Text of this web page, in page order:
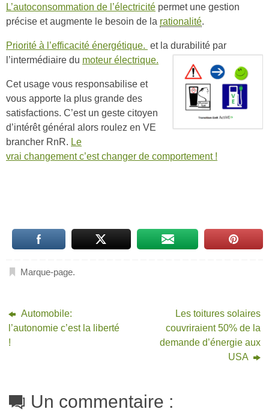
L’autoconsommation de l’électricité permet une gestion
précise et augmente le besoin de la rationalité.
Priorité à l’efficacité énergétique. et la durabilité par
l’intermédiaire du moteur électrique.
Cet usage vous responsabilise et
vous apporte la plus grande des
satisfactions. C’est un geste citoyen
d’intérêt général alors roulez en VE
brancher RnR. Le
vrai changement c’est changer de comportement !
Marque-page.
Automobile:
l’autonomie c’est la liberté
!
Les toitures solaires
couvriraient 50% de la
demande d’énergie aux
USA
Un commentaire :